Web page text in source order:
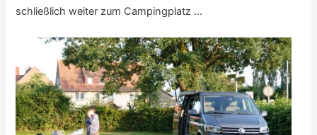
schließlich weiter zum Campingplatz …